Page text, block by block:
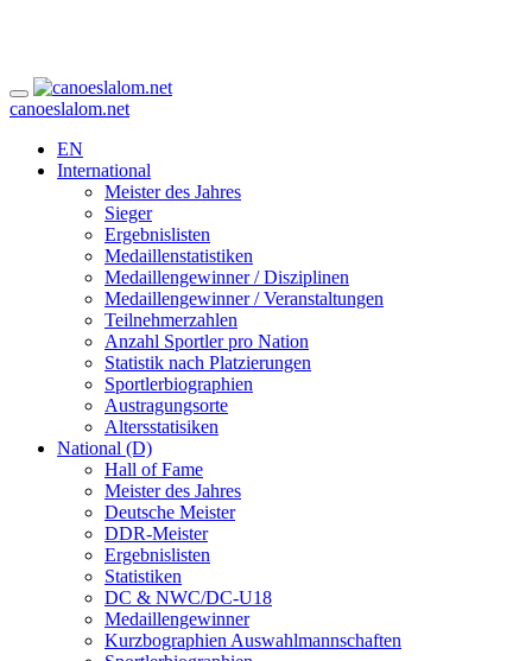
canoeslalom.net
EN
International
Meister des Jahres
Sieger
Ergebnislisten
Medaillenstatistiken
Medaillengewinner / Disziplinen
Medaillengewinner / Veranstaltungen
Teilnehmerzahlen
Anzahl Sportler pro Nation
Statistik nach Platzierungen
Sportlerbiographien
Austragungsorte
Altersstatisiken
National (D)
Hall of Fame
Meister des Jahres
Deutsche Meister
DDR-Meister
Ergebnislisten
Statistiken
DC & NWC/DC-U18
Medaillengewinner
Kurzbographien Auswahlmannschaften